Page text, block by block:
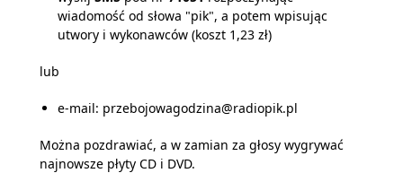
wiadomość od słowa "pik", a potem wpisując
utwory i wykonawców (koszt 1,23 zł)
lub
e-mail: przebojowagodzina@radiopik.pl
Można pozdrawiać, a w zamian za głosy wygrywać
najnowsze płyty CD i DVD.